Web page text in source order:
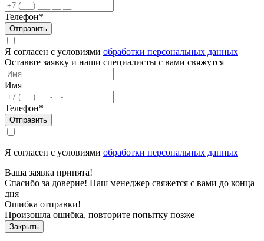
Телефон*
Отправить
Я согласен с условиями обработки персональных данных
Оставьте заявку и наши специалисты с вами свяжутся
Имя
Телефон*
Отправить
Я согласен с условиями обработки персональных данных
Ваша заявка принята!
Спасибо за доверие! Наш менеджер свяжется с вами до конца
дня
Ошибка отправки!
Произошла ошибка, повторите попытку позже
Закрыть